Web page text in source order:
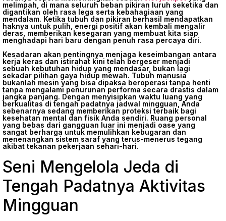
melimpah, di mana seluruh beban pikiran luruh seketika dan
digantikan oleh rasa lega serta kebahagiaan yang
mendalam. Ketika tubuh dan pikiran berhasil mendapatkan
haknya untuk pulih, energi positif akan kembali mengalir
deras, memberikan kesegaran yang membuat kita siap
menghadapi hari baru dengan penuh rasa percaya diri.
Kesadaran akan pentingnya menjaga keseimbangan antara
kerja keras dan istirahat kini telah bergeser menjadi
sebuah kebutuhan hidup yang mendasar, bukan lagi
sekadar pilihan gaya hidup mewah. Tubuh manusia
bukanlah mesin yang bisa dipaksa beroperasi tanpa henti
tanpa mengalami penurunan performa secara drastis dalam
jangka panjang. Dengan menyisipkan waktu luang yang
berkualitas di tengah padatnya jadwal mingguan, Anda
sebenarnya sedang memberikan proteksi terbaik bagi
kesehatan mental dan fisik Anda sendiri. Ruang personal
yang bebas dari gangguan luar ini menjadi oase yang
sangat berharga untuk memulihkan kebugaran dan
menenangkan sistem saraf yang terus-menerus tegang
akibat tekanan pekerjaan sehari-hari.
Seni Mengelola Jeda di
Tengah Padatnya Aktivitas
Mingguan